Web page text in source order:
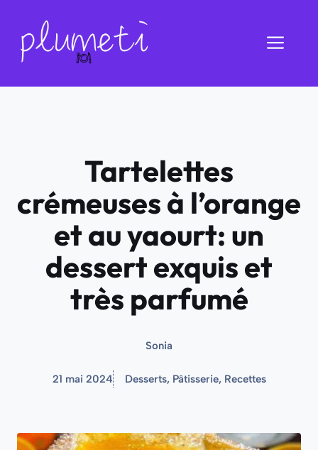
contenu
Tartelettes
crémeuses à l’orange
et au yaourt: un
dessert exquis et
très parfumé
Sonia
21 mai 2024 Desserts, Pâtisserie, Recettes